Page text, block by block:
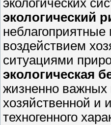
экологических
экологический
воздействием
ситуациями
экологическая
жизненно важных
хозяйственной и
техногенного